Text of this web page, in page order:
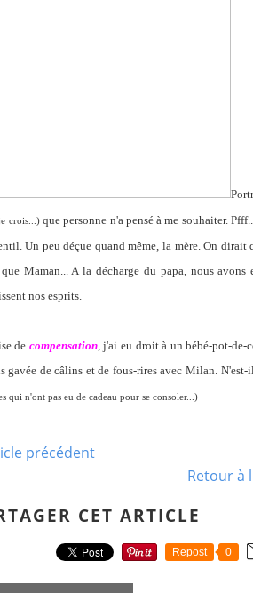
crois...)que personne n'a pensé à me souhaiter.
Un peu déçue quand même, la mère. On dirait
Maman... A la décharge du papa, nous avons
nos esprits.
de compensation, j'ai eu droit à un bébé-pot-de-
gavée de câlins et de fous-rires avec Milan. N'est-
qui n'ont pas eu de cadeau pour se consoler...)
précédent
Retour à
CET ARTICLE
Repost 0